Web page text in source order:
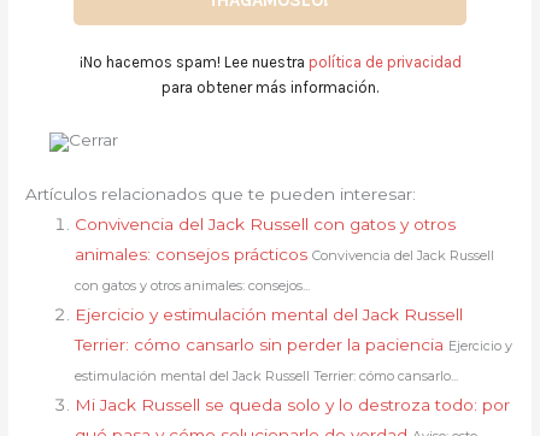
¡No hacemos spam! Lee nuestra política de privacidad
para obtener más información.
Artículos relacionados que te pueden interesar:
Convivencia del Jack Russell con gatos y otros
animales: consejos prácticos Convivencia del Jack Russell
con gatos y otros animales: consejos...
Ejercicio y estimulación mental del Jack Russell
Terrier: cómo cansarlo sin perder la paciencia Ejercicio y
estimulación mental del Jack Russell Terrier: cómo cansarlo...
Mi Jack Russell se queda solo y lo destroza todo: por